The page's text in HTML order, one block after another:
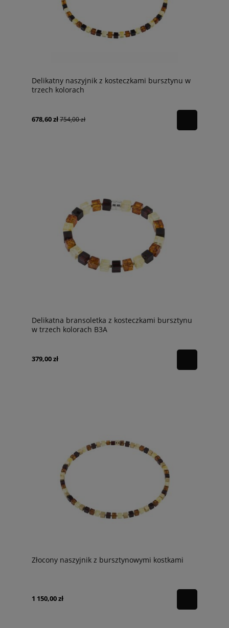
Delikatny naszyjnik z kosteczkami bursztynu w
trzech kolorach
678,60 zł754,00 zł
Delikatna bransoletka z kosteczkami bursztynu
w trzech kolorach B3A
379,00 zł
Złocony naszyjnik z bursztynowymi kostkami
1 150,00 zł